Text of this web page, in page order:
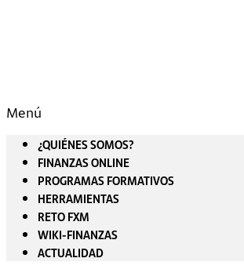
Menú
¿QUIÉNES SOMOS?
FINANZAS ONLINE
PROGRAMAS FORMATIVOS
HERRAMIENTAS
RETO FXM
WIKI-FINANZAS
ACTUALIDAD